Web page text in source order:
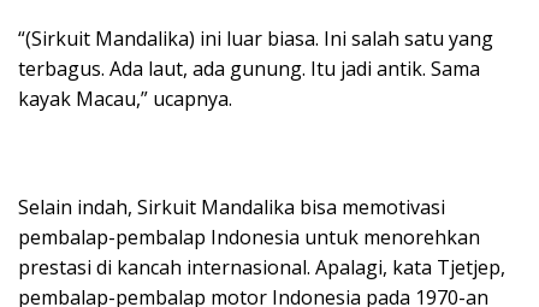
“(Sirkuit Mandalika) ini luar biasa. Ini salah satu yang
terbagus. Ada laut, ada gunung. Itu jadi antik. Sama
kayak Macau,” ucapnya.
Selain indah, Sirkuit Mandalika bisa memotivasi
pembalap-pembalap Indonesia untuk menorehkan
prestasi di kancah internasional. Apalagi, kata Tjetjep,
pembalap-pembalap motor Indonesia pada 1970-an